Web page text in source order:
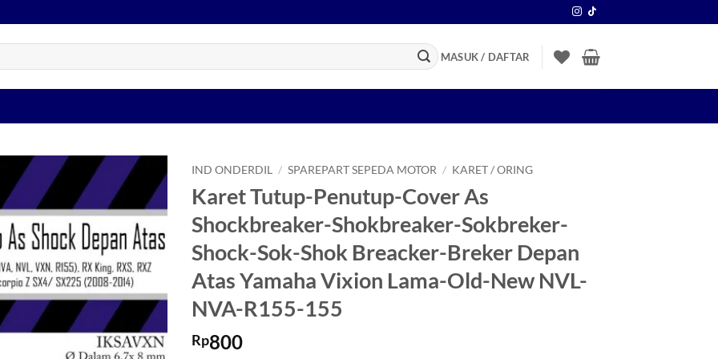
MASUK / DAFTAR
Tambahkan
ke Wishlist
IND ONDERDIL / SPAREPART SEPEDA MOTOR / KARET / ORING
Karet Tutup-Penutup-Cover As
Shockbreaker-Shokbreaker-Sokbreker-
Shock-Sok-Shok Breacker-Breker Depan
Atas Yamaha Vixion Lama-Old-New NVL-
NVA-R155-155
Rp800